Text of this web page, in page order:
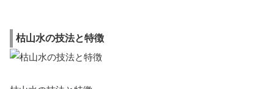
枯山水の技法と特徴